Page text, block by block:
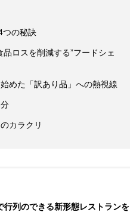
つの秘訣
ロスを削減する”フードシェ
めた「訳あり品」への熱視線
カラクリ
行列のできる新形態レストランを